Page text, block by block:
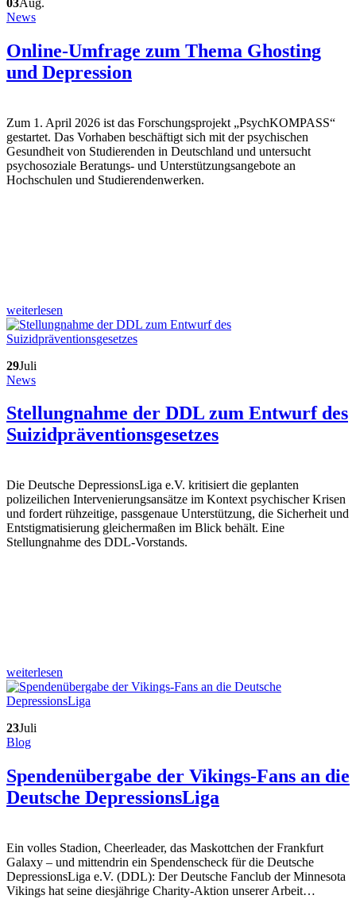
News
Online-Umfrage zum Thema Ghosting
und Depression
Zum 1. April 2026 ist das Forschungsprojekt „PsychKOMPASS“
gestartet. Das Vorhaben beschäftigt sich mit der psychischen
Gesundheit von Studierenden in Deutschland und untersucht
psychosoziale Beratungs- und Unterstützungsangebote an
Hochschulen und Studierendenwerken.
weiterlesen
29Juli
News
Stellungnahme der DDL zum Entwurf des
Suizidpräventionsgesetzes
Die Deutsche DepressionsLiga e.V. kritisiert die geplanten
polizeilichen Intervenierungsansätze im Kontext psychischer Krisen
und fordert rühzeitige, passgenaue Unterstützung, die Sicherheit und
Entstigmatisierung gleichermaßen im Blick behält. Eine
Stellungnahme des DDL-Vorstands.
weiterlesen
23Juli
Blog
Spendenübergabe der Vikings-Fans an die
Deutsche DepressionsLiga
Ein volles Stadion, Cheerleader, das Maskottchen der Frankfurt
Galaxy – und mittendrin ein Spendenscheck für die Deutsche
DepressionsLiga e.V. (DDL): Der Deutsche Fanclub der Minnesota
Vikings hat seine diesjährige Charity-Aktion unserer Arbeit…